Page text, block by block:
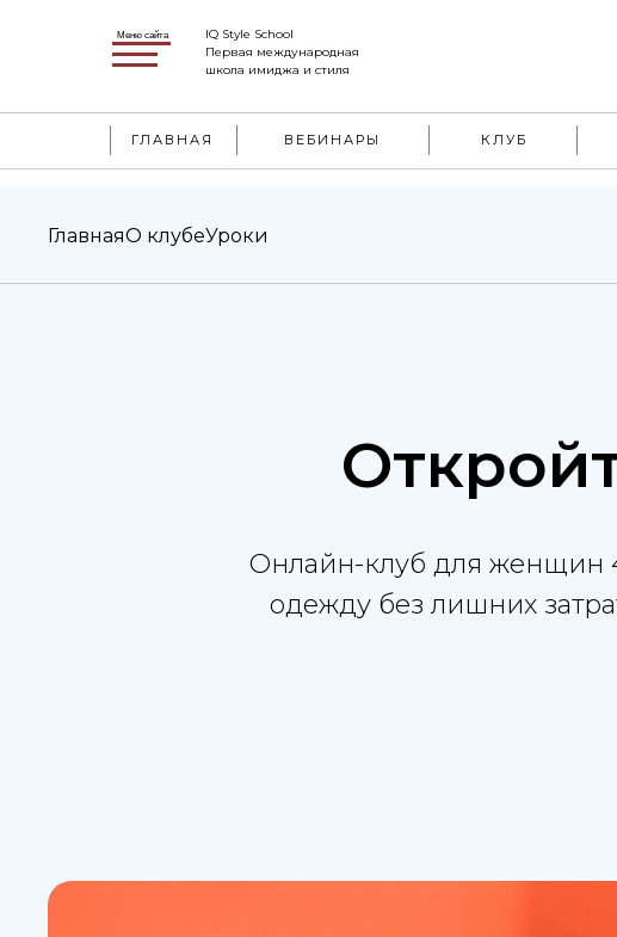
КЛУБ
ВЕБИНАРЫ
ГЛАВНАЯ
Меню сайта
IQ Style School
Первая международная
школа имиджа и стиля
ГлавнаяО клубеУроки
Онлайн-клуб для женщин
одежду без лишних